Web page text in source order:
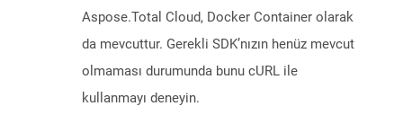
Aspose.Total Cloud, Docker Container olarak
da mevcuttur. Gerekli SDK’nızın henüz mevcut
olmaması durumunda bunu cURL ile
kullanmayı deneyin.